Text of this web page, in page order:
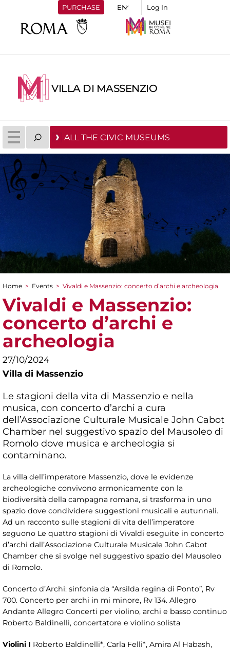
PURCHASE Log In
VILLA DI MASSENZIO
ALL THE CIVIC MUSEUMS
You are here
Home > Events > Vivaldi e Massenzio: concerto d’archi e archeologia
Vivaldi e Massenzio:
concerto d’archi e
archeologia
27/10/2024
Villa di Massenzio
Le stagioni della vita di Massenzio e nella
musica, con concerto d’archi a cura
dell’Associazione Culturale Musicale John Cabot
Chamber nel suggestivo spazio del Mausoleo di
Romolo dove musica e archeologia si
contaminano.
La villa dell’imperatore Massenzio, dove le evidenze
archeologiche convivono armonicamente con la
biodiversità della campagna romana, si trasforma in uno
spazio dove condividere suggestioni musicali e autunnali.
Ad un racconto sulle stagioni di vita dell’imperatore
seguono Le quattro stagioni di Vivaldi eseguite in concerto
d’archi dall’Associazione Culturale Musicale John Cabot
Chamber che si svolge nel suggestivo spazio del Mausoleo
di Romolo.
Concerto d’Archi: sinfonia da “Arsilda regina di Ponto”, Rv
700. Concerto per archi in mi minore, Rv 134. Allegro
Andante Allegro Concerti per violino, archi e basso continuo
Roberto Baldinelli, concertatore e violino solista
Violini I Roberto Baldinelli*, Carla Felli*, Amira Al Habash,